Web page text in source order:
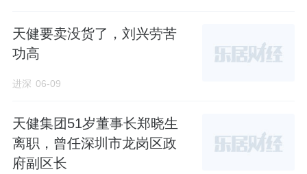
天健要卖没货了，刘兴劳苦
功高
进深 06-09
天健集团51岁董事长郑晓生
离职，曾任深圳市龙岗区政
府副区长